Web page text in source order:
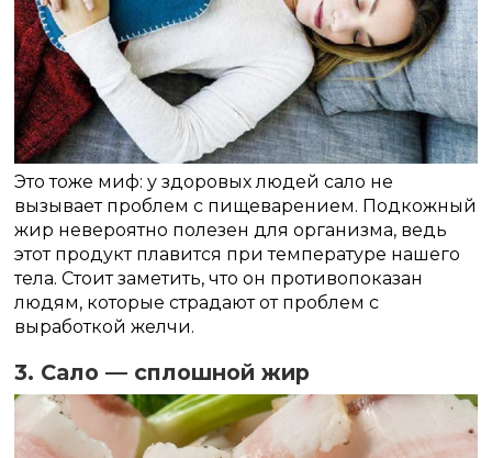
Это тоже миф: у здоровых людей сало не
вызывает проблем с пищеварением. Подкожный
жир невероятно полезен для организма, ведь
этот продукт плавится при температуре нашего
тела. Стоит заметить, что он противопоказан
людям, которые страдают от проблем с
выработкой желчи.
3. Сало — сплошной жир